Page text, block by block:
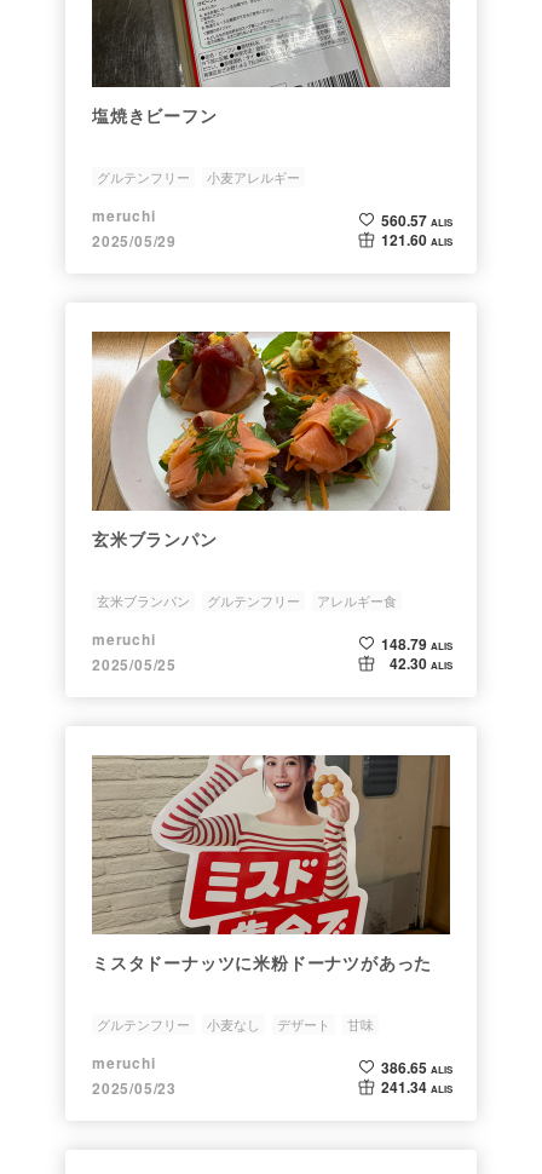
塩焼きビーフン
グルテンフリー 小麦アレルギー
meruchi
2025/05/29
560.57 ALIS
121.60 ALIS
玄米ブランパン
玄米ブランパン グルテンフリー
アレルギー食
小麦除去
meruchi
2025/05/25
148.79 ALIS
42.30 ALIS
ミスタドーナッツに米粉ドーナツがあった
グルテンフリー 小麦なし デザート 甘味
meruchi
2025/05/23
386.65 ALIS
241.34 ALIS